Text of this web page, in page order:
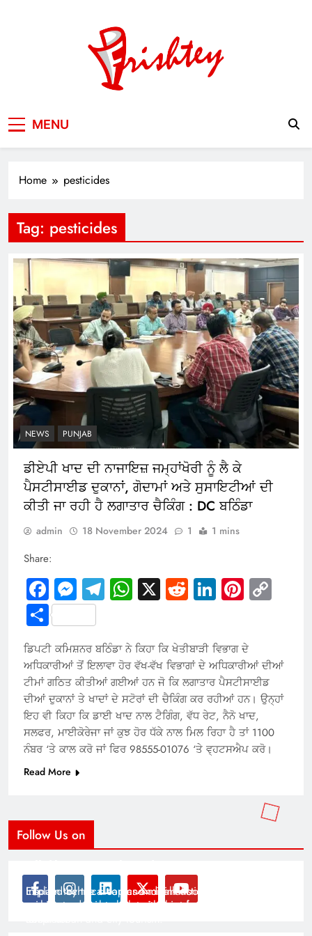
MENU
Home pesticides
Tag: pesticides
NEWS PUNJAB
ਡੀਏਪੀ ਖਾਦ ਦੀ ਨਾਜਾਇਜ਼ ਜਮ੍ਹਾਂਖੋਰੀ ਨੂੰ ਲੈ ਕੇ
ਪੈਸਟੀਸਾਈਡ ਦੁਕਾਨਾਂ, ਗੋ‌ਦਾਮਾਂ ਅਤੇ ਸੁਸਾਇਟੀ‌ਆਂ ਦੀ
ਕੀਤੀ ਜਾ ਰਹੀ ਹੈ ਲਗਾਤਾਰ ਚੈਕਿੰਗ : DC ਬਠਿੰਡਾ
admin 18 November 2024 1 1 mins
Share:
Facebook
Messenger
Telegram
WhatsApp
X RedditLinkedIn
Share
ਡਿਪਟੀ ਕਮਿਸ਼ਨਰ ਬਠਿੰਡਾ ਨੇ ਕਿਹਾ ਕਿ ਖੇਤੀਬਾੜੀ ਵਿਭਾਗ ਦੇ
ਅਧਿਕਾਰੀਆਂ ਤੋਂ ਇਲਾਵਾ ਹੋਰ ਵੱਖ-ਵੱਖ ਵਿਭਾਗਾਂ ਦੇ ਅਧਿਕਾਰੀਆਂ ਦੀਆਂ
ਟੀਮਾਂ ਗਠਿਤ ਕੀਤੀਆਂ ਗਈਆਂ ਹਨ ਜੋ ਕਿ ਲਗਾਤਾਰ ਪੈਸਟੀਸਾਈਡ
ਦੀਆਂ ਦੁਕਾਨਾਂ ਤੇ ਖਾਦਾਂ ਦੇ ਸਟੋਰਾਂ ਦੀ ਚੈਕਿੰਗ ਕਰ ਰਹੀਆਂ ਹਨ। ਉਨ੍ਹਾਂ
ਇਹ ਵੀ ਕਿਹਾ ਕਿ ਡਾਈ ਖਾਦ ਨਾਲ ਟੈਗਿੰਗ, ਵੱਧ ਰੇਟ, ਨੈਨੋ ਖਾਦ,
ਸਲਫਰ, ਮਾਈਕੋਰੇਜਾ ਜਾਂ ਕੁਝ ਹੋਰ ਧੱਕੇ ਨਾਲ ਮਿਲ ਰਿਹਾ ਹੈ ਤਾਂ 1100
ਨੰਬਰ ‘ਤੇ ਕਾਲ ਕਰੋ ਜਾਂ ਫਿਰ 98555-01076 ‘ਤੇ ਵ੍ਹਟਸਐਪ ਕਰੋ।
Read More
Follow Us on
Inspired by the clean and minimalistic look of modern
architecture, this template is great for creating stories
Explain technical topics and talk about the latest in
science and technology with this clean and futuristic